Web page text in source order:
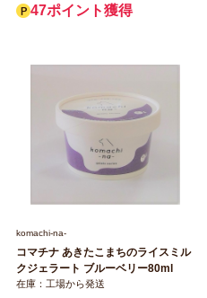
47ポイント獲得
komachi‐na‐
コマチナ あきたこまちのライスミル
クジェラート ブルーベリー80ml
在庫：工場から発送